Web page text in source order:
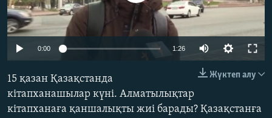
ЖАЗЫЛЫҢЫЗ
0:00 1:26
Жүктеп алу
15 қазан Қазақстанда
кітапханашылар күні. Алматылықтар
кітапханаға қаншалықты жиі барады? Қазақстанға